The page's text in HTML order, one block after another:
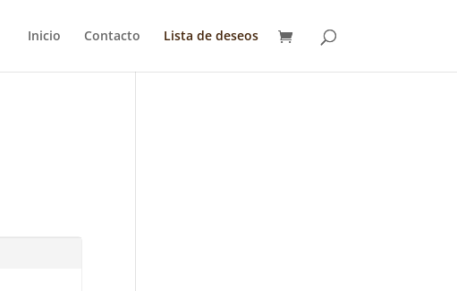
Inicio Contacto Lista de deseos